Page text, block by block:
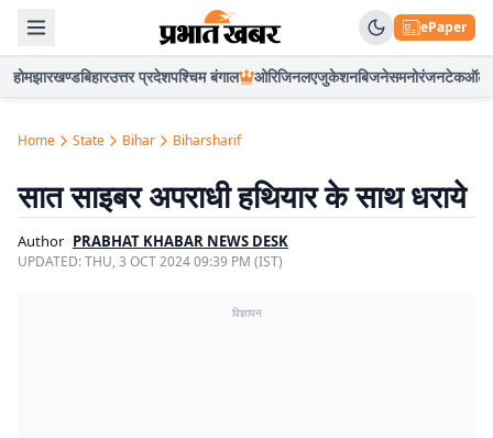
ePaper
होमझारखण्डबिहारउत्तर प्रदेशपश्चिम बंगाल ओरिजिनलएजुकेशनबिजनेसमनोरंजनटेकऑटो
Home State Bihar Biharsharif
सात साइबर अपराधी हथियार के साथ धराये
Author PRABHAT KHABAR NEWS DESK
UPDATED:THU, 3 OCT 2024 09:39 PM (IST)
विज्ञापन